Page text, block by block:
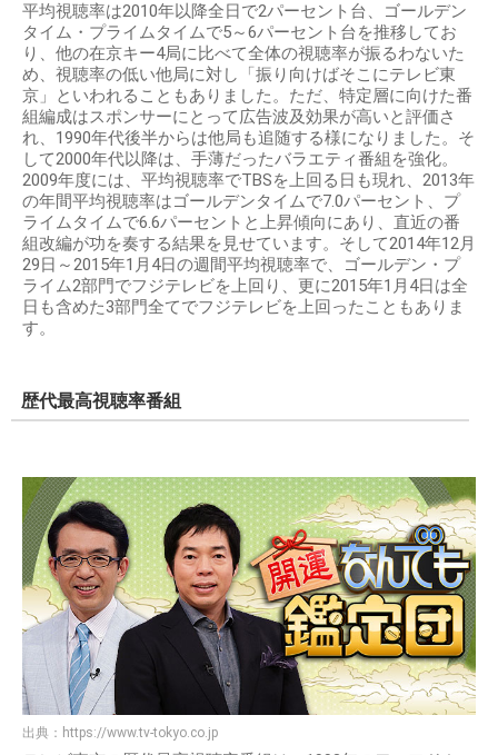
平均視聴率は2010年以降全日で2パーセント台、ゴールデン
タイム・プライムタイムで5～6パーセント台を推移してお
り、他の在京キー4局に比べて全体の視聴率が振るわないた
め、視聴率の低い他局に対し「振り向けばそこにテレビ東
京」といわれることもありました。ただ、特定層に向けた番
組編成はスポンサーにとって広告波及効果が高いと評価さ
れ、1990年代後半からは他局も追随する様になりました。そ
して2000年代以降は、手薄だったバラエティ番組を強化。
2009年度には、平均視聴率でTBSを上回る日も現れ、2013年
の年間平均視聴率はゴールデンタイムで7.0パーセント、プ
ライムタイムで6.6パーセントと上昇傾向にあり、直近の番
組改編が功を奏する結果を見せています。そして2014年12月
29日～2015年1月4日の週間平均視聴率で、ゴールデン・プ
ライム2部門でフジテレビを上回り、更に2015年1月4日は全
日も含めた3部門全てでフジテレビを上回ったこともありま
す。
歴代最高視聴率番組
出典： https://www.tv-tokyo.co.jp